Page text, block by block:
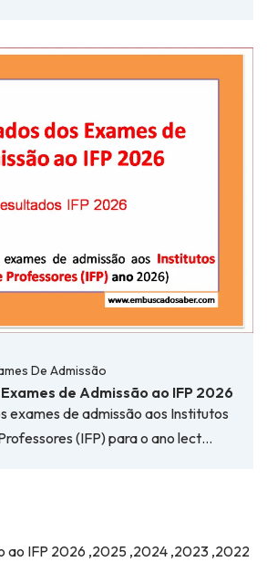
De Admissão
de Admissão ao IFP 2026
exames de admissão aos Institutos
(IFP) para o ano lect…
ao IFP 2026 ,2025 ,2024 ,2023 ,2022